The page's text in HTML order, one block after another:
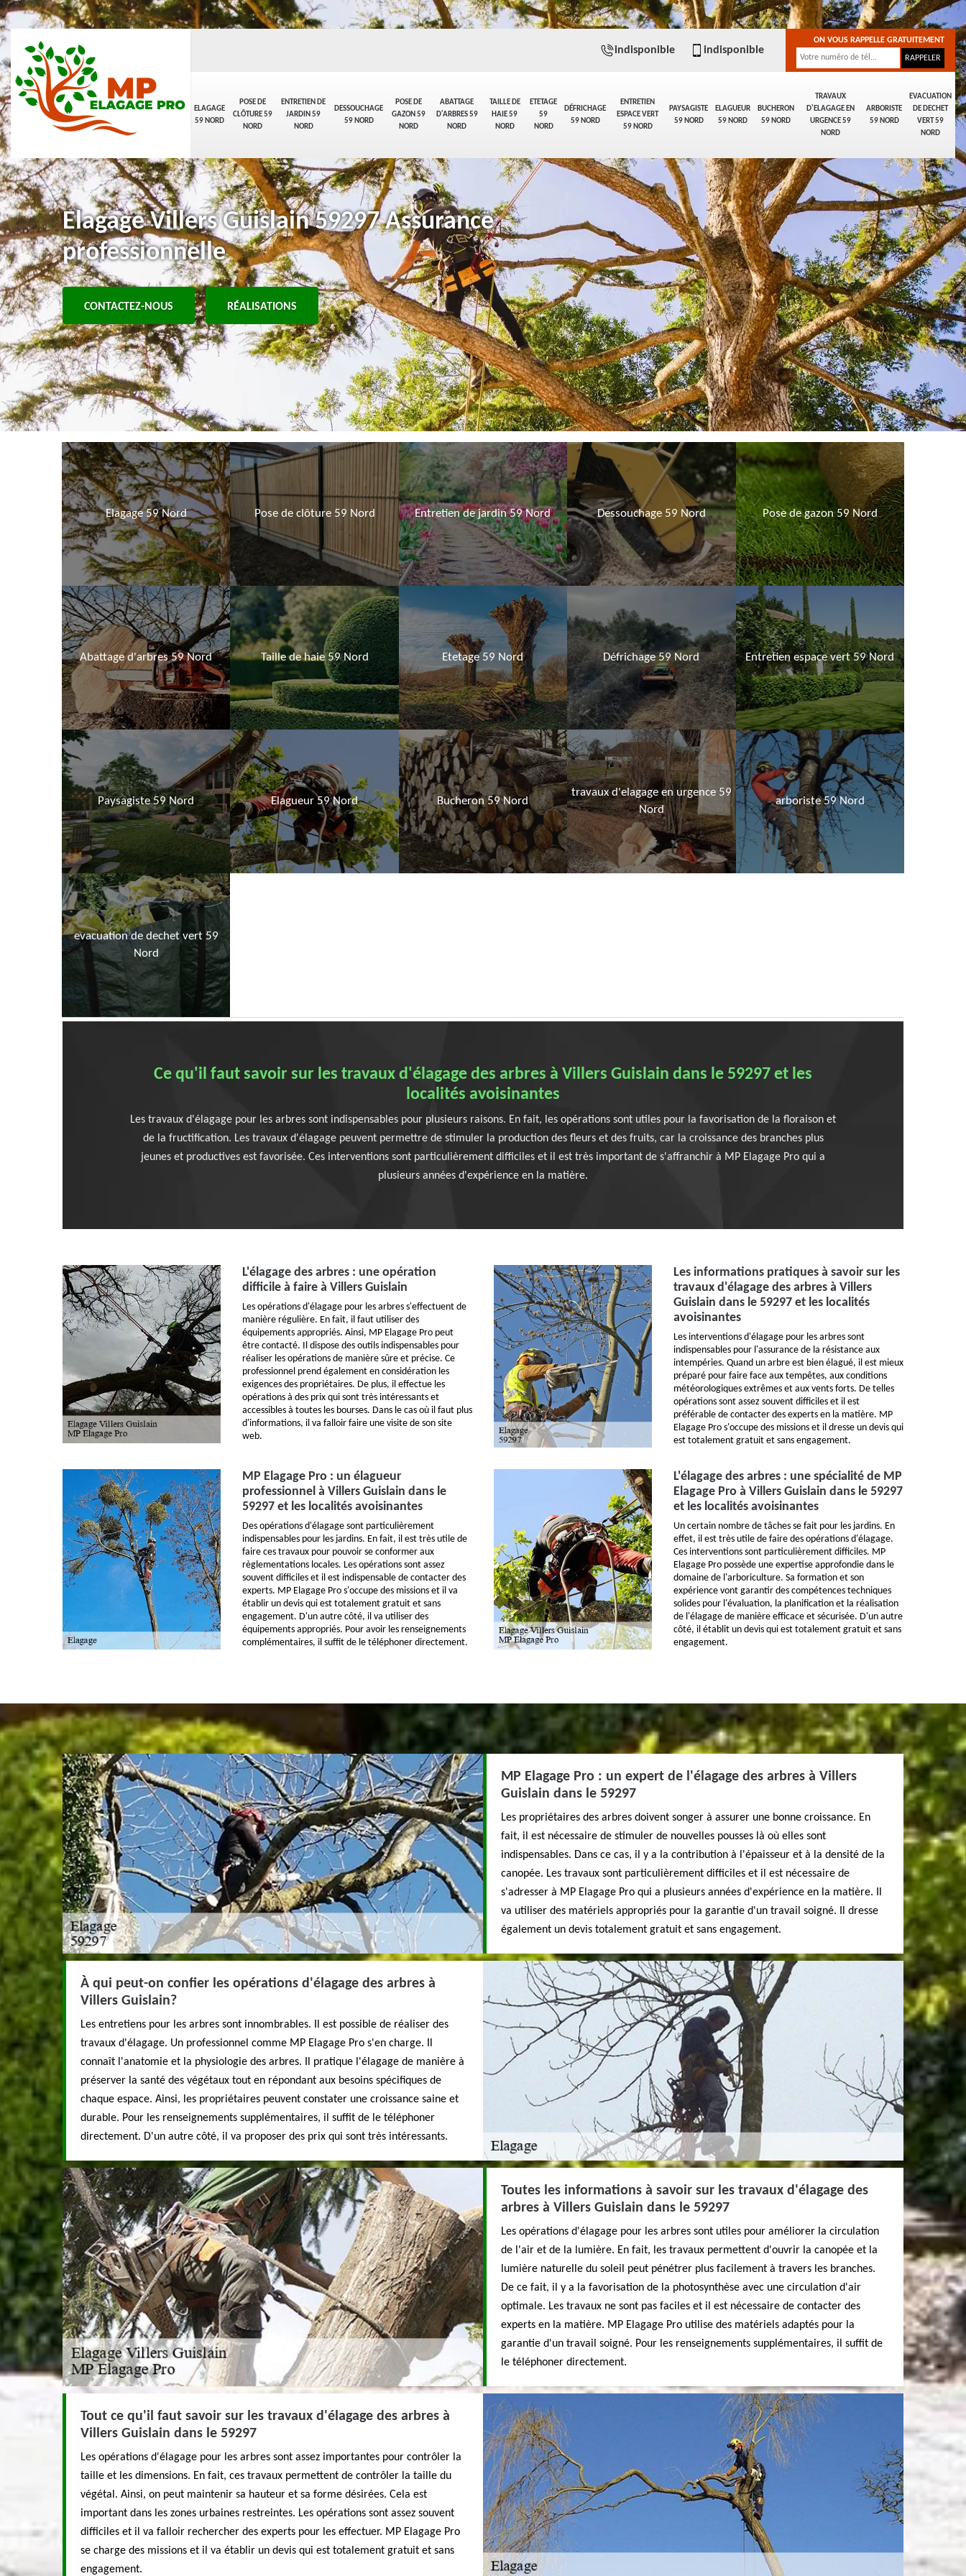
ELAGAGE
59 NORD
POSE DE
CLÔTURE 59
NORD
ENTRETIEN DE
JARDIN 59
NORD
DESSOUCHAGE
59 NORD
POSE DE
GAZON 59
NORD
ABATTAGE
D'ARBRES 59
NORD
TAILLE DE
HAIE 59
NORD
ETETAGE
59
NORD
DÉFRICHAGE
59 NORD
ENTRETIEN
ESPACE VERT
59 NORD
PAYSAGISTE
59 NORD
ELAGUEUR
59 NORD
BUCHERON
59 NORD
TRAVAUX
D'ELAGAGE EN
URGENCE 59
NORD
ARBORISTE
59 NORD
EVACUATION
DE DECHET
VERT 59
NORD
indisponible indisponible
ON VOUS RAPPELLE GRATUITEMENT
Elagage Villers Guislain 59297 Assurance
professionnelle
CONTACTEZ-NOUS RÉALISATIONS
Elagage 59 Nord Pose de clôture 59 Nord Entretien de jardin 59 Nord Dessouchage 59 Nord Pose de gazon 59 Nord
Abattage d'arbres 59 Nord Taille de haie 59 Nord Etetage 59 Nord Défrichage 59 Nord Entretien espace vert 59 Nord
Paysagiste 59 Nord Elagueur 59 Nord Bucheron 59 Nord
travaux d'elagage en urgence 59
Nord
arboriste 59 Nord
evacuation de dechet vert 59
Nord
Ce qu'il faut savoir sur les travaux d'élagage des arbres à Villers Guislain dans le 59297 et les
localités avoisinantes
Les travaux d'élagage pour les arbres sont indispensables pour plusieurs raisons. En fait, les opérations sont utiles pour la favorisation de la floraison et
de la fructification. Les travaux d'élagage peuvent permettre de stimuler la production des fleurs et des fruits, car la croissance des branches plus
jeunes et productives est favorisée. Ces interventions sont particulièrement difficiles et il est très important de s'affranchir à MP Elagage Pro qui a
plusieurs années d'expérience en la matière.
L'élagage des arbres : une opération
difficile à faire à Villers Guislain
Les opérations d'élagage pour les arbres s'effectuent de
manière régulière. En fait, il faut utiliser des
équipements appropriés. Ainsi, MP Elagage Pro peut
être contacté. Il dispose des outils indispensables pour
réaliser les opérations de manière sûre et précise. Ce
professionnel prend également en considération les
exigences des propriétaires. De plus, il effectue les
opérations à des prix qui sont très intéressants et
accessibles à toutes les bourses. Dans le cas où il faut plus
d'informations, il va falloir faire une visite de son site
web.
Les informations pratiques à savoir sur les
travaux d'élagage des arbres à Villers
Guislain dans le 59297 et les localités
avoisinantes
Les interventions d'élagage pour les arbres sont
indispensables pour l'assurance de la résistance aux
intempéries. Quand un arbre est bien élagué, il est mieux
préparé pour faire face aux tempêtes, aux conditions
météorologiques extrêmes et aux vents forts. De telles
opérations sont assez souvent difficiles et il est
préférable de contacter des experts en la matière. MP
Elagage Pro s'occupe des missions et il dresse un devis qui
est totalement gratuit et sans engagement.
MP Elagage Pro : un élagueur
professionnel à Villers Guislain dans le
59297 et les localités avoisinantes
Des opérations d'élagage sont particulièrement
indispensables pour les jardins. En fait, il est très utile de
faire ces travaux pour pouvoir se conformer aux
règlementations locales. Les opérations sont assez
souvent difficiles et il est indispensable de contacter des
experts. MP Elagage Pro s'occupe des missions et il va
établir un devis qui est totalement gratuit et sans
engagement. D'un autre côté, il va utiliser des
équipements appropriés. Pour avoir les renseignements
complémentaires, il suffit de le téléphoner directement.
L'élagage des arbres : une spécialité de MP
Elagage Pro à Villers Guislain dans le 59297
et les localités avoisinantes
Un certain nombre de tâches se fait pour les jardins. En
effet, il est très utile de faire des opérations d'élagage.
Ces interventions sont particulièrement difficiles. MP
Elagage Pro possède une expertise approfondie dans le
domaine de l'arboriculture. Sa formation et son
expérience vont garantir des compétences techniques
solides pour l'évaluation, la planification et la réalisation
de l'élagage de manière efficace et sécurisée. D'un autre
côté, il établit un devis qui est totalement gratuit et sans
engagement.
MP Elagage Pro : un expert de l'élagage des arbres à Villers
Guislain dans le 59297
Les propriétaires des arbres doivent songer à assurer une bonne croissance. En
fait, il est nécessaire de stimuler de nouvelles pousses là où elles sont
indispensables. Dans ce cas, il y a la contribution à l'épaisseur et à la densité de la
canopée. Les travaux sont particulièrement difficiles et il est nécessaire de
s'adresser à MP Elagage Pro qui a plusieurs années d'expérience en la matière. Il
va utiliser des matériels appropriés pour la garantie d'un travail soigné. Il dresse
également un devis totalement gratuit et sans engagement.
À qui peut-on confier les opérations d'élagage des arbres à
Villers Guislain?
Les entretiens pour les arbres sont innombrables. Il est possible de réaliser des
travaux d'élagage. Un professionnel comme MP Elagage Pro s'en charge. Il
connaît l'anatomie et la physiologie des arbres. Il pratique l'élagage de manière à
préserver la santé des végétaux tout en répondant aux besoins spécifiques de
chaque espace. Ainsi, les propriétaires peuvent constater une croissance saine et
durable. Pour les renseignements supplémentaires, il suffit de le téléphoner
directement. D'un autre côté, il va proposer des prix qui sont très intéressants.
Toutes les informations à savoir sur les travaux d'élagage des
arbres à Villers Guislain dans le 59297
Les opérations d'élagage pour les arbres sont utiles pour améliorer la circulation
de l'air et de la lumière. En fait, les travaux permettent d'ouvrir la canopée et la
lumière naturelle du soleil peut pénétrer plus facilement à travers les branches.
De ce fait, il y a la favorisation de la photosynthèse avec une circulation d'air
optimale. Les travaux ne sont pas faciles et il est nécessaire de contacter des
experts en la matière. MP Elagage Pro utilise des matériels adaptés pour la
garantie d'un travail soigné. Pour les renseignements supplémentaires, il suffit de
le téléphoner directement.
Tout ce qu'il faut savoir sur les travaux d'élagage des arbres à
Villers Guislain dans le 59297
Les opérations d'élagage pour les arbres sont assez importantes pour contrôler la
taille et les dimensions. En fait, ces travaux permettent de contrôler la taille du
végétal. Ainsi, on peut maintenir sa hauteur et sa forme désirées. Cela est
important dans les zones urbaines restreintes. Les opérations sont assez souvent
difficiles et il va falloir rechercher des experts pour les effectuer. MP Elagage Pro
se charge des missions et il va établir un devis qui est totalement gratuit et sans
engagement.